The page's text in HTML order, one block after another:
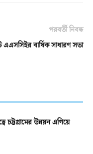
পরবর্তী নিবন্ধ
এএসসিইর বার্ষিক সাধারণ সভা
চট্টগ্রামের উন্নয়ন এগিয়ে